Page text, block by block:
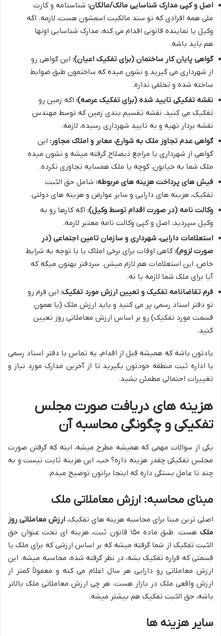
اصل و کپی مدارک شناسایی مالک/مالکان: شناسنامه و کارت
ملی همه افرادی که تو سند مالکیت اسمشون هست، لازمه. اگه
وکیل یا نماینده قانونی اقدام می کنه، مدارک شناسایی اونها
هم باید باشه.
گواهی پایان کار ساختمان (برای تفکیک اعیان): این گواهی رو
از شهرداری می گیرید و نشون میده که ساختمون طبق ضوابط
ساخته شده و تخلفی نداره.
نقشه تفکیکی تایید شده (برای تفکیک عرصه): اگه زمین رو
تفکیک می کنید، نقشه تقسیم بندی زمین که توسط مهندس
نقشه بردار تهیه و به تایید شهرداری رسیده، لازمه.
گواهی عدم تجاوز ملک به شوارع، معابر و املاک مجاور: این
گواهی از شهرداری یا مراجع ذیصلاح گرفته میشه و نشون میده
ملک شما به خیابون، کوچه یا ملک همسایه تجاوزی نکرده.
فیش های پرداخت هزینه های مربوطه: شامل حق الثبت
تفکیک، هزینه های دارایی و سایر عوارض و هزینه های دولتی.
وکالت نامه (در صورت اقدام توسط وکیل): اگه کارها رو به
وکیل سپردید، اصل و کپی وکالت نامه معتبر لازمه.
استعلامات دارایی، شهرداری و سازمان تامین اجتماعی (در
صورت لزوم): گاهی اوقات برای برخی املاک یا با توجه به شرایط
خاص، این استعلامات هم لازم میشن. سردفتر بهتون میگه که
آیا برای ملک شما لازمه یا نه.
فرم تقاضانامه تفکیک و تعیین ارزش مورد تفکیک: این فرم رو
تو دفتر اسناد رسمی پر می کنید و باید ارزش ملک (یا همون
قسمت مورد تفکیک) رو بر اساس ارزش معاملاتی روز تعیین
کنید.
یادتون باشه که همیشه قبل از اقدام، یه تماس با دفتر اسناد رسمی
یا اداره ثبت منطقه خودتون بگیرید تا از آخرین مدارک مورد نیاز و
تغییرات احتمالی مطمئن بشید.
هزینه های دریافت صورت مجلس
تفکیکی و چگونگی محاسبه آن
یکی از سوالات مهمی که همیشه مطرح میشه، اینه که گرفتن صورت
مجلس تفکیکی چقدر هزینه داره؟ خب، این هزینه ثابت نیست و به
چند تا عامل بستگی داره که اینجا براتون توضیح میدم.
مبنای محاسبه: ارزش معاملاتی ملک
اصلی ترین مبنا برای محاسبه هزینه های تفکیک، ارزش معاملاتی روز
ملک
هست. طبق ماده ۱۵۰ قانون ثبت، هزینه ای تحت عنوان حق
الثبت تفکیک از شما گرفته میشه که بر اساس ارزشی که برای ملک یا
قسمتی که قراره تفکیک بشه، در نظر گرفته شده، محاسبه میشه. این
ارزش معاملاتی رو دارایی هر سال اعلام می کنه و معمولاً کمتر از
ارزش واقعی ملک در بازار هست. هر چی ارزش معاملاتی ملک بالاتر
باشه، حق الثبت تفکیک هم بیشتر میشه.
سایر هزینه ها